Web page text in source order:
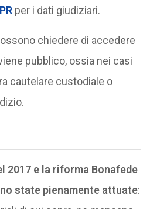
per i dati giudiziari.
chiedere di accedere
pubblico, ossia nei casi
cautelare custodiale o
2017 e la riforma Bonafede
state pienamente attuate: